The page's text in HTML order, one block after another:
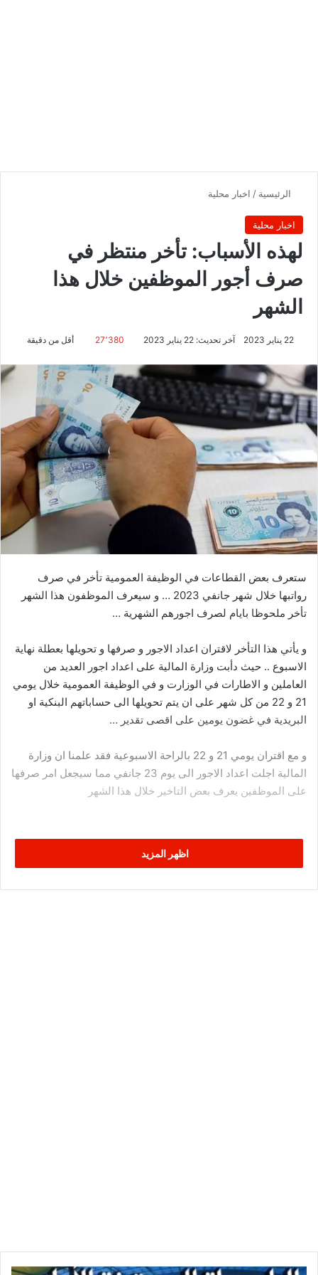
الرئيسية / اخبار محلية
اخبار محلية
لهذه الأسباب: تأخر منتظر في
صرف أجور الموظفين خلال هذا
الشهر
22 يناير 2023 آخر تحديث: 22 يناير 2023 27٬380 أقل من دقيقة
ستعرف بعض القطاعات في الوظيفة العمومية تأخر في صرف
رواتبها خلال شهر جانفي 2023 … و سيعرف الموظفون هذا الشهر
تأخر ملحوظا بايام لصرف اجورهم الشهرية …
و يأتي هذا التأخر لاقتران اعداد الاجور و صرفها و تحويلها بعطلة نهاية
الاسبوع .. حيث دأبت وزارة المالية على اعداد اجور العديد من
العاملين و الاطارات في الوزارت و في الوظيفة العمومية خلال يومي
21 و 22 من كل شهر على ان يتم تحويلها الى حساباتهم البنكية او
البريدية في غضون يومين على اقصى تقدير …
و مع اقتران يومي 21 و 22 بالراحة الاسبوعية فقد علمنا ان وزارة
المالية اجلت اعداد الاجور الى يوم 23 جانفي مما سيجعل امر صرفها
على الموظفين يعرف بعض التاخير خلال هذا الشهر
اظهر المزيد
الرابطة